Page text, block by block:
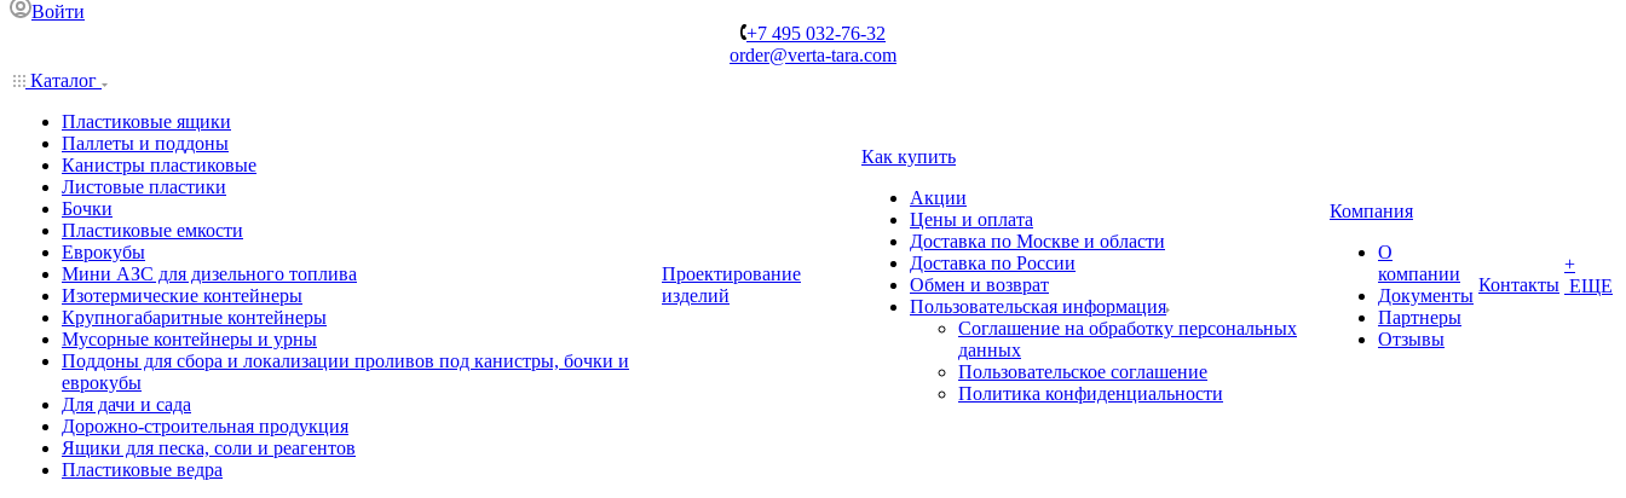
Войти
+7 495 032-76-32
order@verta-tara.com
Каталог
Пластиковые ящики
Паллеты и поддоны
Канистры пластиковые
Листовые пластики
Бочки
Пластиковые емкости
Еврокубы
Мини АЗС для дизельного топлива
Изотермические контейнеры
Крупногабаритные контейнеры
Мусорные контейнеры и урны
Поддоны для сбора и локализации проливов под канистры, бочки и
еврокубы
Для дачи и сада
Дорожно-строительная продукция
Ящики для песка, соли и реагентов
Пластиковые ведра
Проектирование
изделий
Как купить
Акции
Цены и оплата
Доставка по Москве и области
Доставка по России
Обмен и возврат
Пользовательская информация
Соглашение на обработку персональных
данных
Пользовательское соглашение
Политика конфиденциальности
Компания
О
компании
Документы
Партнеры
Отзывы
Контакты
+
ЕЩЕ